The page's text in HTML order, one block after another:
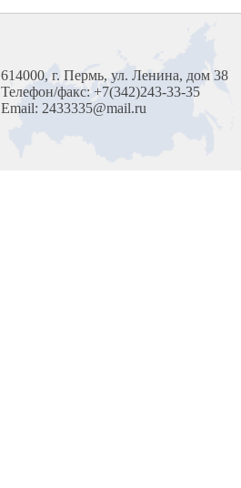
614000, г. Пермь, ул. Ленина, дом 38
Телефон/факс: +7(342)243-33-35
Email: 2433335@mail.ru